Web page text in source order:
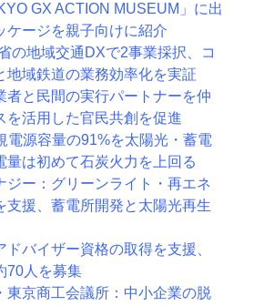
GX ACTION MUSEUM」に出
ケージを親子向けに紹介
の地域交通DXで2事業採択、コ
地域鉄道の業務効率化を実証
者と民間の実行パートナーを仲
を活用した官民共創を促進
電源容量の91%を太陽光・蓄電
量は初めて石炭火力を上回る
ジー：グリーンライト・再エネ
支援、蓄電所開発と太陽光再生
ドバイザー資格の取得を支援、
70人を募集
東京商工会議所：中小企業の脱